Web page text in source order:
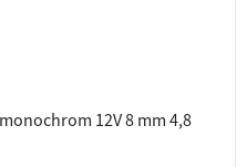
12V 8 mm 4,8